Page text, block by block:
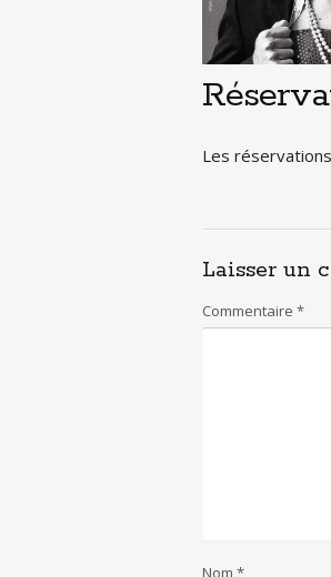
Les
Laisser un
Commentaire *
Nom *